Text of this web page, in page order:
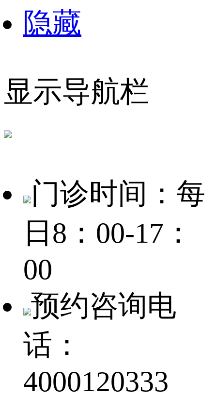
隐藏
显示导航栏
门诊时间：每
日8：00-17：
00
预约咨询电
话：
4000120333